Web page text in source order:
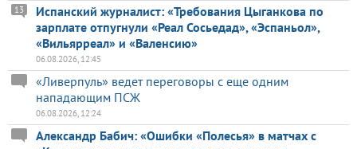
Испанский журналист: «Требования Цыганкова по
зарплате отпугнули «Реал Сосьедад», «Эспаньол»,
«Вильярреал» и «Валенсию»
13
06.08.2026, 12:45
«Ливерпуль» ведет переговоры с еще одним
нападающим ПСЖ
06.08.2026, 12:24
Александр Бабич: «Ошибки «Полесья» в матчах с